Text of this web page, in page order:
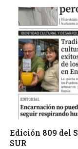
Edición 809 del
SUR